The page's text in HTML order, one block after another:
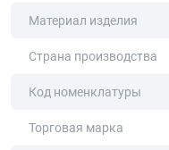
Материал изделия
Страна производства
Код номенклатуры
Торговая марка